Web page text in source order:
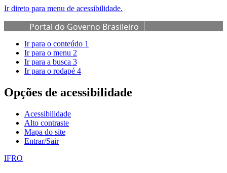
Ir direto para menu de acessibilidade.
Portal do Governo Brasileiro
Ir para o conteúdo 1
Ir para o menu 2
Ir para a busca 3
Ir para o rodapé 4
Opções de acessibilidade
Acessibilidade
Alto contraste
Mapa do site
Entrar/Sair
IFRO